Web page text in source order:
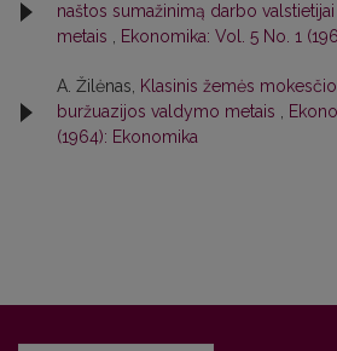
naštos sumažinimą darbo
metais
Ekonomika: Vol. 5 No. 1
A. Žilėnas,
Klasinis žemės
buržuazijos valdymo metais
(1964): Ekonomika